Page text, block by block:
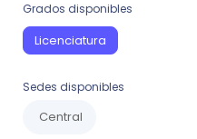
Grados disponibles
Licenciatura
Sedes disponibles
Central